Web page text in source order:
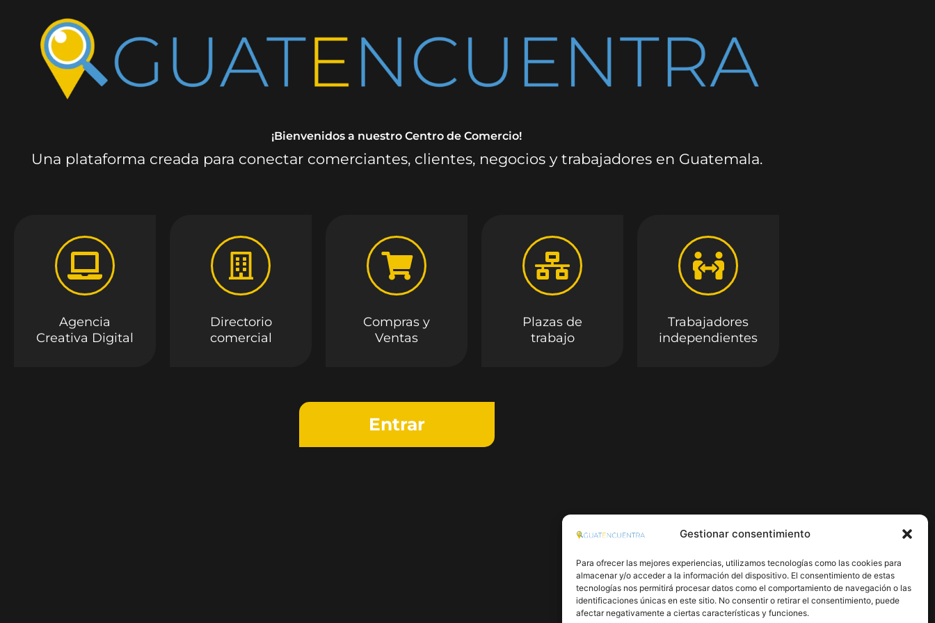
Gestionar consentimiento
Para ofrecer las mejores experiencias, utilizamos tecnologías como las cookies para
almacenar y/o acceder a la información del dispositivo. El consentimiento de estas
tecnologías nos permitirá procesar datos como el comportamiento de navegación o las
identificaciones únicas en este sitio. No consentir o retirar el consentimiento, puede
afectar negativamente a ciertas características y funciones.
¡Bienvenidos a nuestro Centro de Comercio!
Una plataforma creada para conectar comerciantes, clientes, negocios y trabajadores en Guatemala.
Agencia
Creativa Digital
Directorio
comercial
Compras y
Ventas
Plazas de
trabajo
Trabajadores
independientes
Entrar